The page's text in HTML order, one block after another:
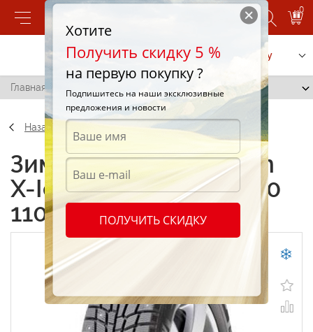
0
Позвонить Заказать услугу
Главная / Michelin X-Ice North 275/45 R20 110T
Назад
Зимние шины Michelin
X-Ice North 275/45 R20
110T
Хотите
Получить скидку 5 %
на первую покупку ?
Подпишитесь на наши эксклюзивные
предложения и новости
ПОЛУЧИТЬ СКИДКУ